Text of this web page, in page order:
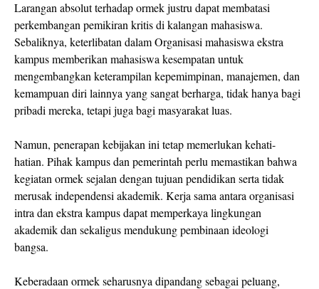
Larangan absolut terhadap ormek justru dapat membatasi
perkembangan pemikiran kritis di kalangan mahasiswa.
Sebaliknya, keterlibatan dalam Organisasi mahasiswa ekstra
kampus memberikan mahasiswa kesempatan untuk
mengembangkan keterampilan kepemimpinan, manajemen, dan
kemampuan diri lainnya yang sangat berharga, tidak hanya bagi
pribadi mereka, tetapi juga bagi masyarakat luas.
Namun, penerapan kebijakan ini tetap memerlukan kehati-
hatian. Pihak kampus dan pemerintah perlu memastikan bahwa
kegiatan ormek sejalan dengan tujuan pendidikan serta tidak
merusak independensi akademik. Kerja sama antara organisasi
intra dan ekstra kampus dapat memperkaya lingkungan
akademik dan sekaligus mendukung pembinaan ideologi
bangsa.
Keberadaan ormek seharusnya dipandang sebagai peluang,